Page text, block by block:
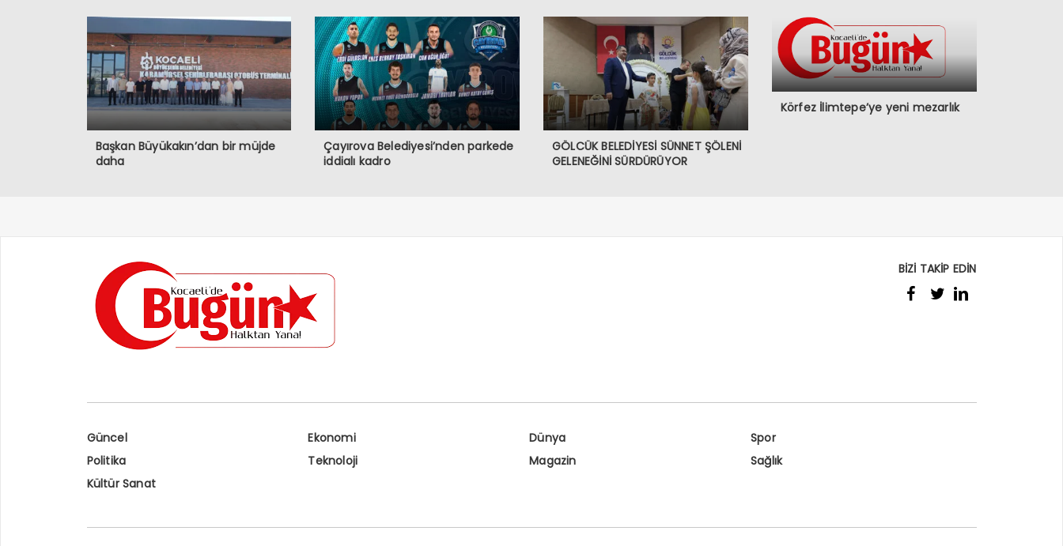
Başkan Büyükakın’dan bir müjde
daha
Çayırova Belediyesi’nden parkede
iddialı kadro
GÖLCÜK BELEDİYESİ SÜNNET ŞÖLENİ
GELENEĞİNİ SÜRDÜRÜYOR
Körfez İlimtepe’ye yeni mezarlık
BİZİ TAKİP EDİN
Güncel Ekonomi Dünya
Spor
Politika
Teknoloji Magazin
Sağlık
Kültür Sanat